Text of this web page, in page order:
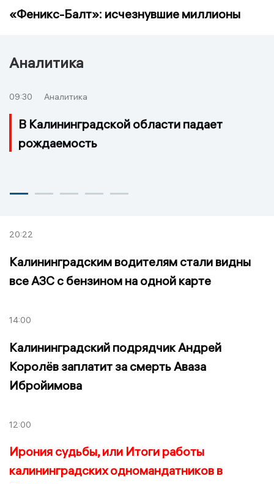
«Феникс-Балт»: исчезнувшие миллионы
Аналитика
09:30 Аналитика
В Калининградской области падает
рождаемость
20:22
Калининградским водителям стали видны
все АЗС с бензином на одной карте
14:00
Калининградский подрядчик Андрей
Королёв заплатит за смерть Аваза
Ибройимова
12:00
Ирония судьбы, или Итоги работы
калининградских одномандатников в